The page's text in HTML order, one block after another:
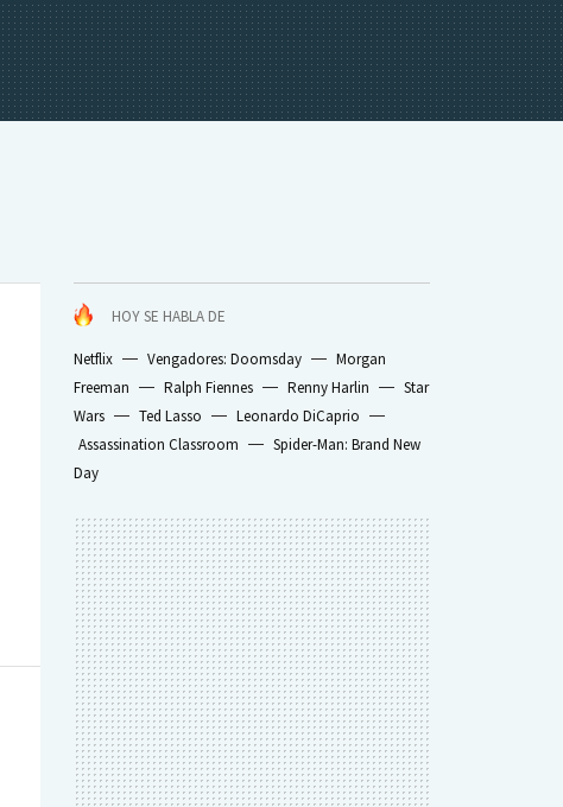
HOY SE HABLA DE
Netflix Vengadores: Doomsday
Morgan
Freeman
Ralph Fiennes Renny Harlin
Star
Wars
Ted Lasso
Leonardo DiCaprio
Assassination Classroom
Spider-Man: Brand New
Day